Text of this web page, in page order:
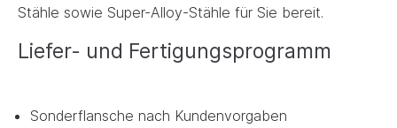
Stähle sowie Super-Alloy-Stähle für Sie bereit.
Liefer- und Fertigungsprogramm
Sonderflansche nach Kundenvorgaben